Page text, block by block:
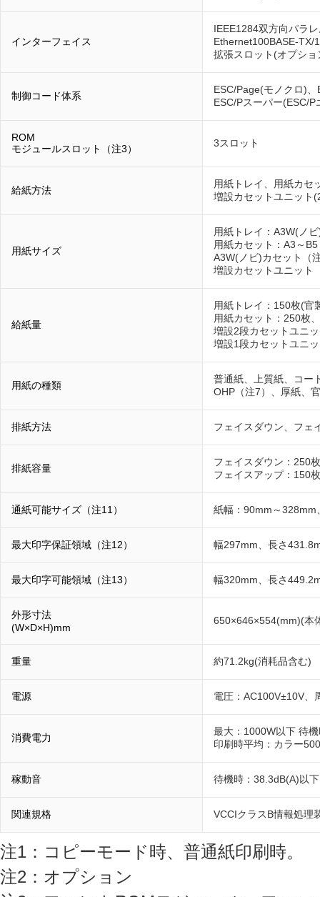
インターフェイス
IEEE1284双方向パラ
Ethernet100BASE-TX/
拡張スロット(オプシ
制御コード体系
ESC/Page(モノクロ)
ESC/Pスーパー(ESC/
ROM
モジュールスロット（注3）
3スロット
給紙方法
用紙トレイ、用紙カセ
増設カセットユニット
用紙サイズ
用紙トレイ：A3W(ノ
用紙カセット：A3～B5
A3W(ノビ)カセット（
増設カセットユニット
給紙量
用紙トレイ：150枚(官
用紙カセット：250枚
増設2段カセットユニ
増設1段カセットユニ
用紙の種類
普通紙、上質紙、コー
OHP（注7）、厚紙、
排紙方法 フェイスダウン、フェ
排紙容量
フェイスダウン：250枚
フェイスアップ：150
通紙可能サイズ（注11） 紙幅：90mm～
最大印字保証領域（注12） 幅297mm、長さ
最大印字可能領域（注13） 幅320mm、長さ
外形寸法
(W×D×H)mm
650×646×554(mm)(本
重量 約71.2kg(消耗品含む)
電源 電圧：AC100V±10V、
消費電力
最大：1000W以下 待
印刷時平均：カラー
稼動音 待機時：38.3dB(A)以
関連規格 VCCIクラスB情報処理
注1：コピーモード時、普通紙印刷時。
注2：オプション